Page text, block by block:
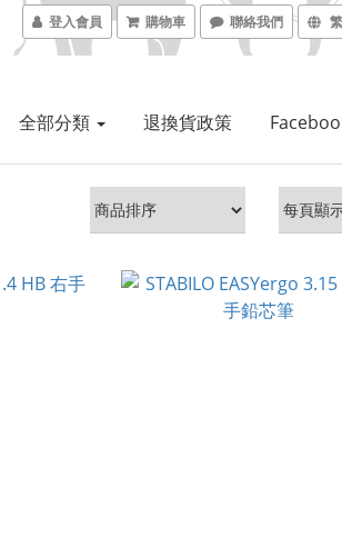
登入會員 購物車 聯絡我們
全部分類 退換貨政策